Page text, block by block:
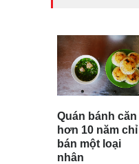
Quán bánh căn
hơn 10 năm chỉ
bán một loại
nhân